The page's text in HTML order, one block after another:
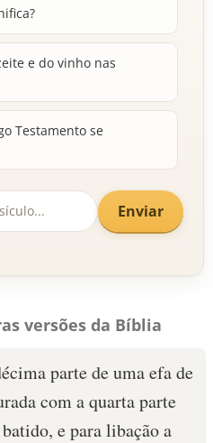
e do vinho nas
Testamento se
Enviar
versões da Bíblia
parte de uma efa de
com a quarta parte
e para libação a